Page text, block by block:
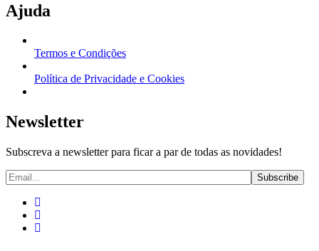
Ajuda
Termos e Condições
Política de Privacidade e Cookies
Newsletter
Subscreva a newsletter para ficar a par de todas as novidades!